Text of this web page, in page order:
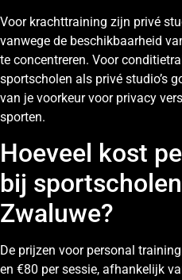
Voor krachttraining zijn privé
vanwege de beschikbaarheid
te concentreren. Voor
sportscholen als privé studio’s
van je voorkeur voor privacy
sporten.
Hoeveel kost
bij
Zwaluwe?
De prijzen voor personal
en €80 per sessie, afhankelijk